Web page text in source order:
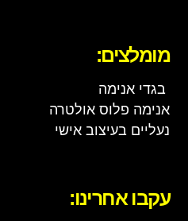
מומלצים:
בגדי אנימה
אנימה פלוס אולטרה
נעליים בעיצוב אישי
עקבו אחרינו: